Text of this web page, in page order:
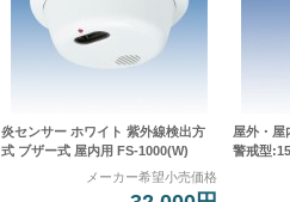
炎センサー ホワイト 紫外線検出方
式 ブザー式 屋内用 FS-1000(W)
メーカー希望小売価格
屋外・屋
警戒型